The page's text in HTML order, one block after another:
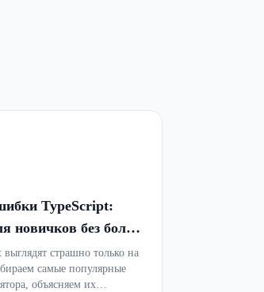
и
TypeScript:
новичков без боли и
страшно только на
самые популярные
объясняем их